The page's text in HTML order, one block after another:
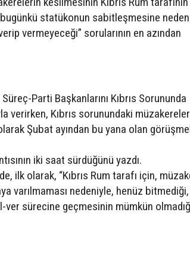
statükonun sabitleşmesine
vermeyeceği” sorularının en azından
Parti Başkanlarını Kıbrıs Sorununda
verirken, Kıbrıs sorunundaki müzakereler
Şubat ayından bu yana olan
iki saat sürdüğünü yazdı.
ilk olarak, “Kıbrıs Rum tarafı için,
varılmaması nedeniyle, henüz
sürecine geçmesinin mümkün